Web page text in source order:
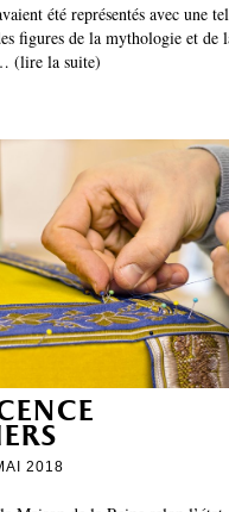
été représentés avec une
figures de la mythologie et
(lire la suite)
2018